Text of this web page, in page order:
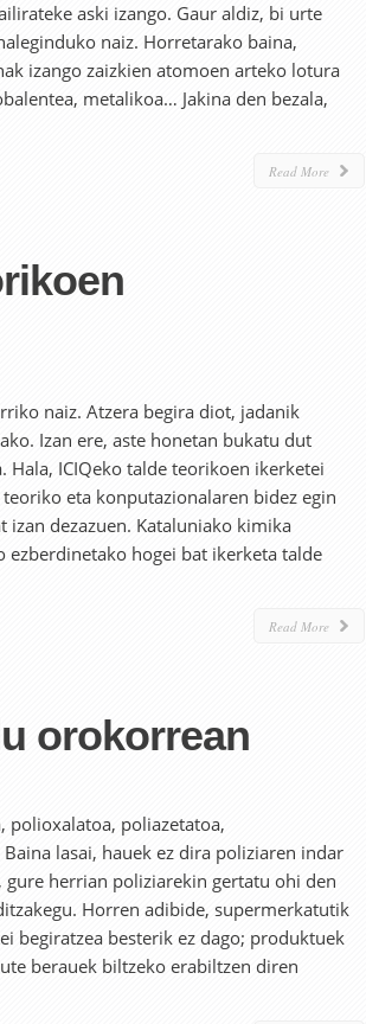
aski izango. Gaur aldiz, bi urte
naiz. Horretarako baina,
izango zaizkien atomoen arteko lotura
metalikoa… Jakina den bezala,
Read More
naiz. Atzera begira diot, jadanik
Izan ere, aste honetan bukatu dut
ICIQeko talde teorikoen ikerketei
eta konputazionalaren bidez egin
dezazuen. Kataluniako kimika
ezberdinetako hogei bat ikerketa talde
Read More
orokorrean
polioxalatoa, poliazetatoa,
lasai, hauek ez dira poliziaren indar
herrian poliziarekin gertatu ohi den
Horren adibide, supermerkatutik
begiratzea besterik ez dago; produktuek
berauek biltzeko erabiltzen diren